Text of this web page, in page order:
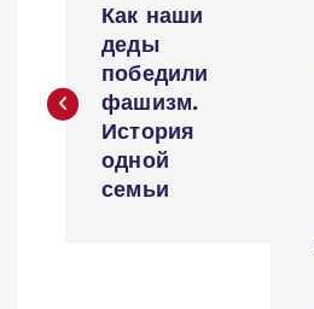
s
Как наши
деды
победили
фашизм.
История
одной
семьи